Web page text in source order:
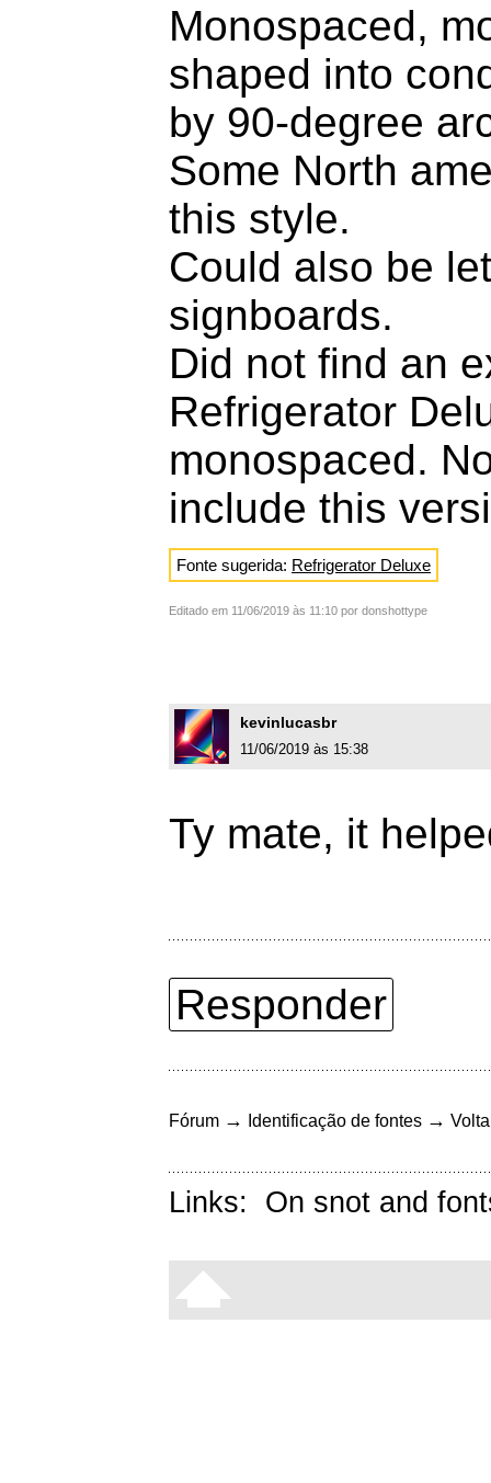
Monospaced,
shaped into
by 90-degree
Some North
this style.
Could also be
signboards.
Did not find an
Refrigerator
monospaced.
include this
Fonte sugerida: Refrigerator Deluxe
Editado em 11/06/2019 às 11:10 por donshottype
kevinlucasbr
11/06/2019 às 15:38
Ty mate, it
Responder
Fórum → Identificação de fontes →
Links: On snot and